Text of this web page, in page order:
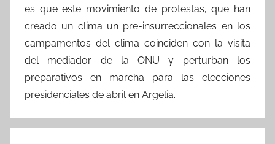
es que este movimiento de protestas, que han
creado un clima un pre-insurreccionales en los
campamentos del clima coinciden con la visita
del mediador de la ONU y perturban los
preparativos en marcha para las elecciones
presidenciales de abril en Argelia.